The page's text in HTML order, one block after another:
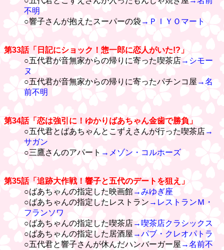
不明
○響子さんが抱えたスーパーの袋 →ＰＩＹＯマート
第33話「日記にショック！惣一郎に恋人がいた!?」
○五代君が音無家からの帰りに寄った喫茶店→シモー
ヌ
○五代君が音無家からの帰りに寄ったパチンコ屋 →名
前不明
第34話「恋は強引に！ゆかりばあちゃん金歯で勝負」
○五代君とばあちゃんとこずえさんが行った喫茶店→
サガン
○三鷹さんのアパート →メゾン・コルホーズ
第35話「追跡大作戦！響子と五代のデートを狙え」
○ばあちゃんの指定した映画館→みゆぎ座
○ばあちゃんの指定したレストラン →レストランＭ・
フランソワ
○ばあちゃんの指定した喫茶店→喫茶店クラシックス
○ばあちゃんの指定した居酒屋 →パブ・クレオパトラ
○五代君と響子さんが休んだハンバーガー屋 →名前不